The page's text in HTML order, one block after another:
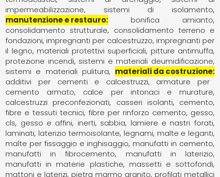
impermeabilizzazione
sistemi di isolamento
manutenzione e restauro
bonifica amianto
consolidamento strutturale
consolidamento terreno e
fondazioni impregnanti per calcestruzzo impregnanti per
il legno materiali protettivi superficiali pitture antimuffa
protezione incendi sistemi e materiali deumidificazione
sistemi e materiali pulitura
materiali da costruzione
additivi per cementi e calcestruzzi
armature per
cemento armato
calce per intonaci e murature
calcestruzzi preconfezionati
casseri isolanti
cemento
fibre e tessuti tecnici fibre per rinforzo cemento, gesso,
cls gesso e affini inerti, sabbia lamiere e nastri forati
laminati laterizio termoisolante legnami malte e leganti
malte per fissaggio e inghisaggio manufatti in cemento
manufatti in fibrocemento
manufatti in laterizio
manufatti in materie plastiche
massetti e sottofondi
mattoni e laterizi pietra marmo granito profilati metallici